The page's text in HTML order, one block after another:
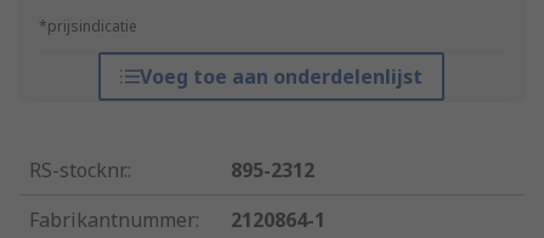
*prijsindicatie
Voeg toe aan onderdelenlijst
RS-stocknr.:
895-2312
Fabrikantnummer:
2120864-1